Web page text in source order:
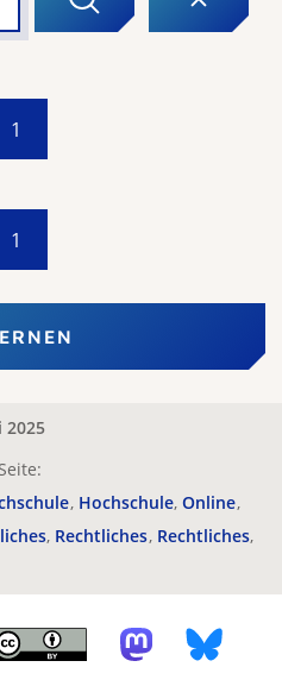
1
1
2025
Hochschule Online
Rechtliches Rechtliches